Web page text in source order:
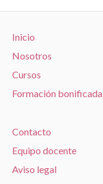
Inicio
Nosotros
Cursos
Formación bonificada
Contacto
Equipo docente
Aviso legal